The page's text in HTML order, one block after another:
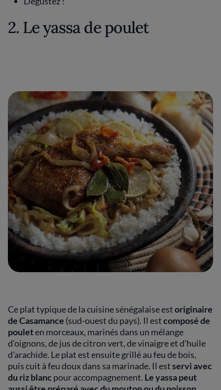
2. Le yassa de poulet
Ce plat typique de la cuisine sénégalaise estoriginaire
de Casamance (sud-ouest du pays). Il estcomposé de
pouleten morceaux, marinés dans un mélange
d'oignons, de jus de citron vert, de vinaigre et d’huile
d'arachide. Le plat est ensuite grillé au feu de bois,
puis cuit à feu doux dans sa marinade. Il estservi avec
du riz blanc pour accompagnement. Le yassa peut